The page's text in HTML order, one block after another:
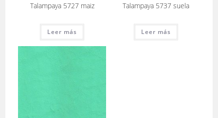
Talampaya 5727 maiz
Leer más
Talampaya 5737 suela
Leer más